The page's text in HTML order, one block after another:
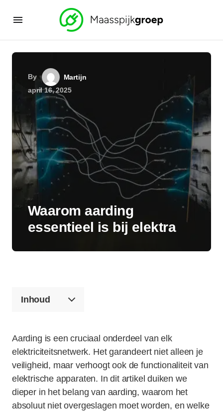
By
Martijn
april 16, 2025
Waarom aarding
essentieel is bij elektra
Inhoud
Aarding is een cruciaal onderdeel van elk
elektriciteitsnetwerk. Het garandeert niet alleen je
veiligheid, maar verhoogt ook de functionaliteit van
elektrische apparaten. In dit artikel duiken we
dieper in het belang van aarding, waarom het
absoluut niet overgeslagen moet worden, en welke